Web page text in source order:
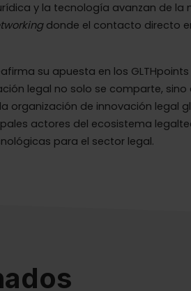
y la tecnología avanzan de la
donde el contacto directo
su apuesta en los
legal no solo se comparte, sino
la organización de innovación legal
actores del ecosistema
para el sector legal.